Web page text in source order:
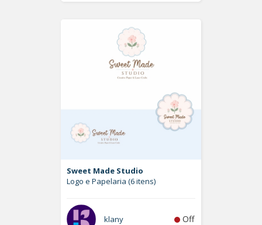
Sweet Made Studio
Logo e Papelaria (6 itens)
klany Off